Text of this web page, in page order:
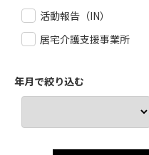
活動報告（IN）
居宅介護支援事業所
年月で絞り込む